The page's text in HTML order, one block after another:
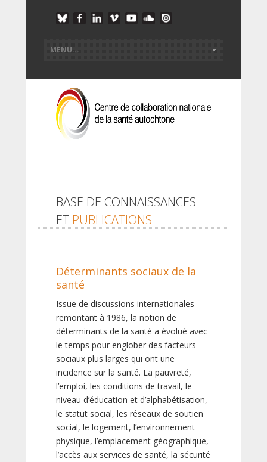
BASE DE CONNAISSANCES
ET PUBLICATIONS
Déterminants sociaux de la
santé
Issue de discussions internationales
remontant à 1986, la notion de
déterminants de la santé a évolué avec
le temps pour englober des facteurs
sociaux plus larges qui ont une
incidence sur la santé. La pauvreté,
l’emploi, les conditions de travail, le
niveau d’éducation et d’alphabétisation,
le statut social, les réseaux de soutien
social, le logement, l’environnement
physique, l’emplacement géographique,
l’accès aux services de santé, la sécurité